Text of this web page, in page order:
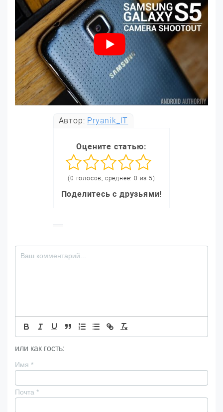
Автор: Pryanik_IT
Оцените статью:
(0 голосов, среднее: 0 из 5)
Поделитесь с друзьями!
или как гость:
Имя *
Почта *